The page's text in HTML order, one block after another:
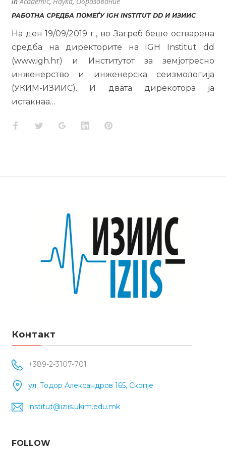
РАБОТНА СРЕДБА ПОМЕЃУ IGH INSTITUT DD И ИЗИИС
На ден 19/09/2019 г., во Загреб беше остварена
средба на директорите на IGH Institut dd
(www.igh.hr) и Институтот за земјотресно
инженерство и инженерска сеизмологија
(УКИМ-ИЗИИС). И двата дирекотора ја
истакнаа…
Facebook
TwitterGoogle+LinkedInPinterest
Контакт
+389-2-3107-701
ул. Тодор Александров 165, Скопје
institut@iziis.ukim.edu.mk
FOLLOW